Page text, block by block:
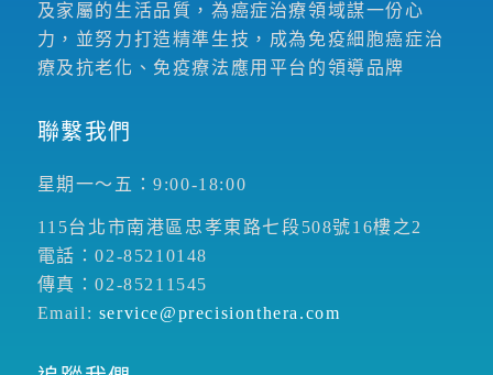
及家屬的生活品質，為癌症治療領域謀一份心
力，並努力打造精準生技，成為免疫細胞癌症治
療及抗老化、免疫療法應用平台的領導品牌
聯繫我們
星期一～五：9:00-18:00
115台北市南港區忠孝東路七段508號16樓之2
電話：02-85210148
傳真：02-85211545
Email: service@precisionthera.com